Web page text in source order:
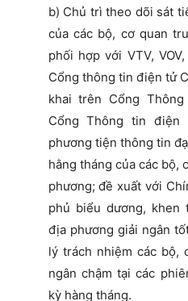
b) Chủ trì theo dõi sát
của các bộ, cơ quan
phối hợp với VTV,
Cổng thông tin điện tử
khai trên Cổng
Cổng Thông tin
phương tiện thông tin
hằng tháng của các bộ,
phương; đề xuất với
phủ biểu dương, khen
địa phương giải ngân
lý trách nhiệm các bộ,
ngân chậm tại các
kỳ hàng tháng.